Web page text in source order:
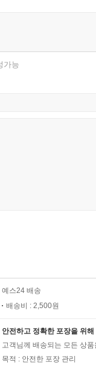
가능
예스24 배송
배송비 : 2,500원
안전하고 정확한 포장을 위
고객님께 배송되는 모든 상
목적 : 안전한 포장 관리